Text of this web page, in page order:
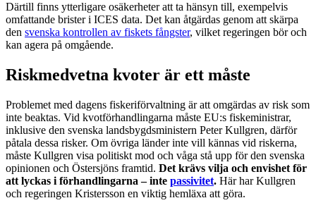
Därtill finns ytterligare osäkerheter att ta hänsyn till, exempelvis
omfattande brister i ICES data. Det kan åtgärdas genom att skärpa
den svenska kontrollen av fiskets fångster, vilket regeringen bör och
kan agera på omgående.
Riskmedvetna kvoter är ett måste
Problemet med dagens fiskeriförvaltning är att omgärdas av risk som
inte beaktas. Vid kvotförhandlingarna måste EU:s fiskeministrar,
inklusive den svenska landsbygdsministern Peter Kullgren, därför
påtala dessa risker. Om övriga länder inte vill kännas vid riskerna,
måste Kullgren visa politiskt mod och våga stå upp för den svenska
opinionen och Östersjöns framtid. Det krävs vilja och envishet för
att lyckas i förhandlingarna – inte passivitet. Här har Kullgren
och regeringen Kristersson en viktig hemläxa att göra.